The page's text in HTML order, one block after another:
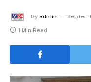
By admin
1 Min Read